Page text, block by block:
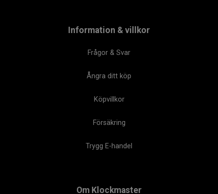
Information & villkor
Frågor & Svar
Ångra ditt köp
Köpvillkor
Försäkring
Trygg E-handel
Om Klockmaster